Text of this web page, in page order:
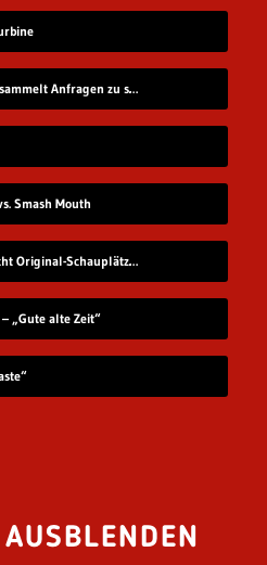
Instagrammer @Nico sammelt Anfragen zu seinem Benutzernamen
Smash Mouth
Steve Birnbaum besucht Original-Schauplätze von Musik-Fotografien
„Gute alte Zeit“